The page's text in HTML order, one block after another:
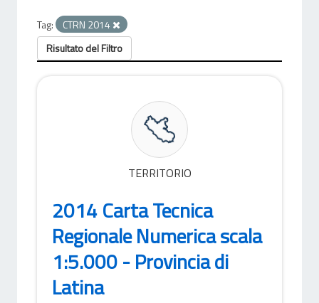
Tag:
CTRN 2014
Risultato del Filtro
TERRITORIO
2014 Carta Tecnica
Regionale Numerica scala
1:5.000 - Provincia di
Latina